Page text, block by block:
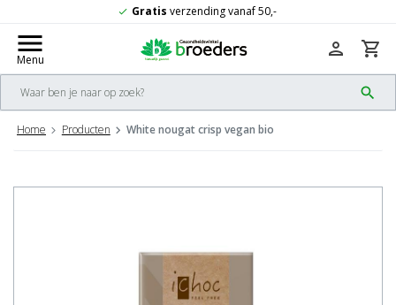
check Gratis verzending vanaf 50,-
menu
Menu
search
person shopping_cart
Home Producten White nougat crisp vegan bio